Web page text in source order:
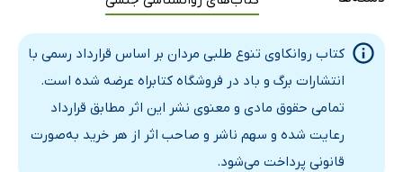
کتاب روانکاوی تنوع طلبی مردان بر اساس قرارداد رسمی با
انتشارات برگ و باد در فروشگاه کتابراه عرضه شده است.
تمامی حقوق مادی و معنوی نشر این اثر مطابق قرارداد
رعایت شده و سهم ناشر و صاحب اثر از هر خرید به‌صورت
قانونی پرداخت می‌شود.